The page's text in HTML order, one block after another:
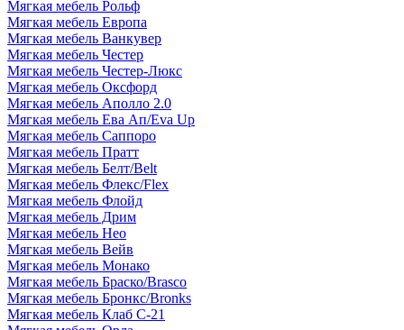
Мягкая мебель Рольф
Мягкая мебель Европа
Мягкая мебель Ванкувер
Мягкая мебель Честер
Мягкая мебель Честер-Люкс
Мягкая мебель Оксфорд
Мягкая мебель Аполло 2.0
Мягкая мебель Ева Ап/Eva Up
Мягкая мебель Саппоро
Мягкая мебель Пратт
Мягкая мебель Белт/Belt
Мягкая мебель Флекс/Flex
Мягкая мебель Флойд
Мягкая мебель Дрим
Мягкая мебель Нео
Мягкая мебель Вейв
Мягкая мебель Монако
Мягкая мебель Браско/Brasco
Мягкая мебель Бронкс/Bronks
Мягкая мебель Клаб С-21